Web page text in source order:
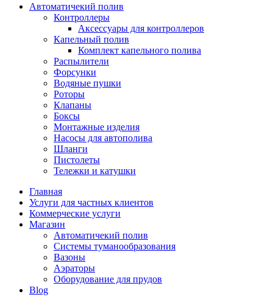
Автоматичекий полив
Контроллеры
Аксессуары для контроллеров
Капельный полив
Комплект капельного полива
Распылители
Форсунки
Водяные пушки
Роторы
Клапаны
Боксы
Монтажные изделия
Насосы для автополива
Шланги
Пистолеты
Тележки и катушки
Главная
Услуги для частных клиентов
Коммерческие услуги
Магазин
Автоматичекий полив
Системы туманообразования
Вазоны
Аэраторы
Оборудование для прудов
Blog